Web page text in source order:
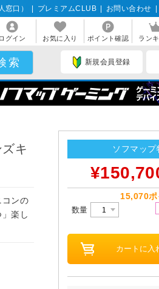
窓口） プレミアムCLUB お問い合わせ
ログイン お気に入り ポイント確認 ラン
新規会員登録
キ
コンの
楽し
ソフマップ
15,070ポ
数量